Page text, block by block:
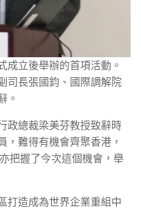
成立後舉辦的首項活動。
司長張國鈞、國際調解院
。
政總裁梁美芬教授致辭時
，難得有機會齊聚香港，
把握了今次這個機會，舉
打造成為世界企業重組中